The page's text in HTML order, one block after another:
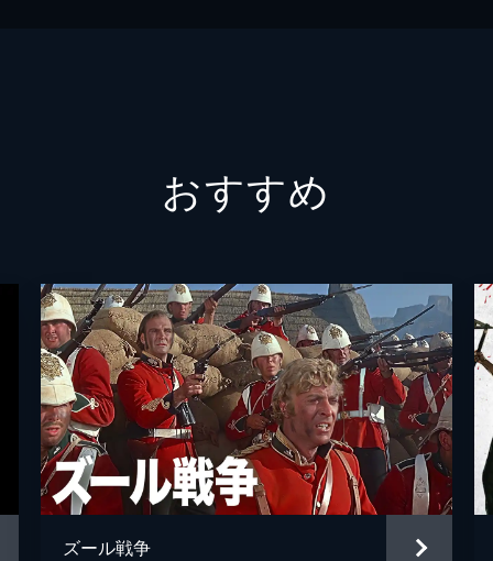
グリーン大佐
ピー
ヘン
デヴ
カー
おすすめ
ズール戦争